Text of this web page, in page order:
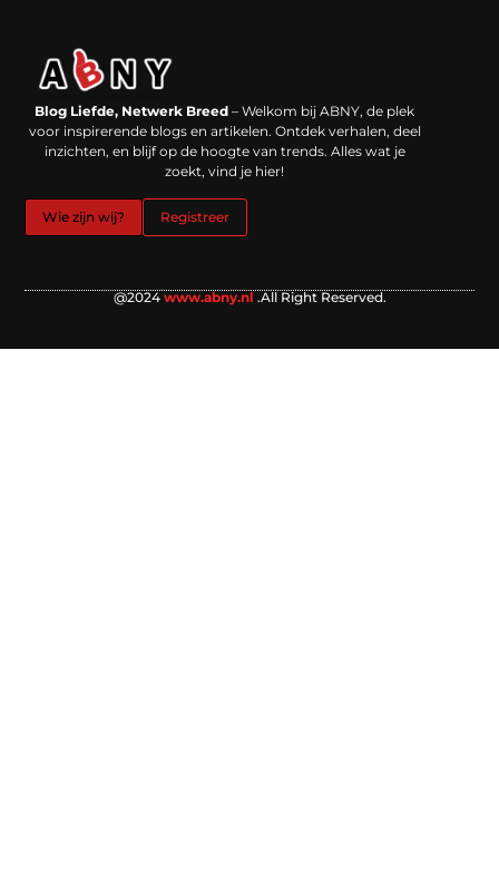
Blog Liefde, Netwerk Breed – Welkom bij ABNY, de plek
voor inspirerende blogs en artikelen. Ontdek verhalen, deel
inzichten, en blijf op de hoogte van trends. Alles wat je
zoekt, vind je hier!
Wie zijn wij? Registreer
@2024 www.abny.nl .All Right Reserved.